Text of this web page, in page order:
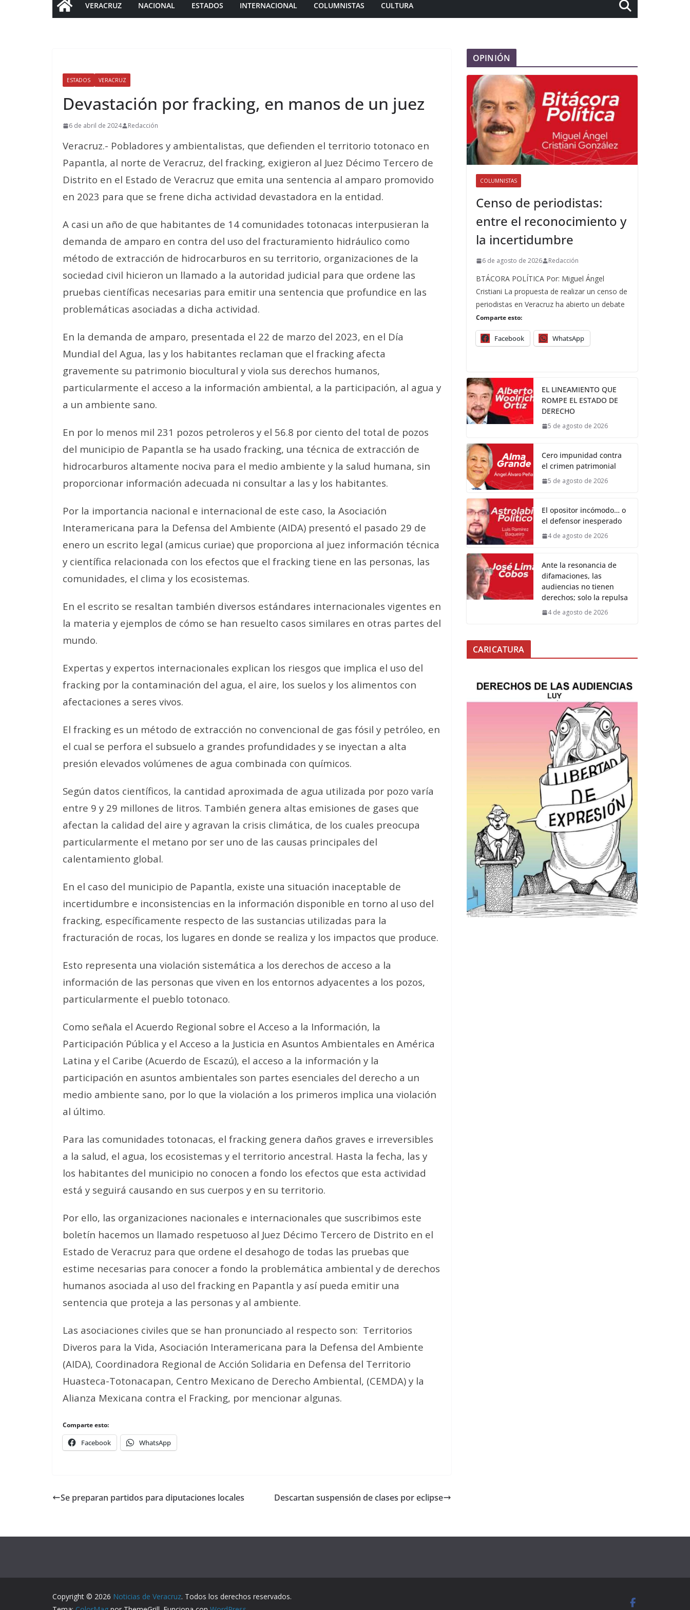
VERACRUZ NACIONAL ESTADOS INTERNACIONAL COLUMNISTAS CULTURA
ESTADOS VERACRUZ
Devastación por fracking, en manos de un juez
6 de abril de 2024 Redacción
Veracruz.- Pobladores y ambientalistas, que defienden el territorio totonaco en
Papantla, al norte de Veracruz, del fracking, exigieron al Juez Décimo Tercero de
Distrito en el Estado de Veracruz que emita una sentencia al amparo promovido
en 2023 para que se frene dicha actividad devastadora en la entidad.
A casi un año de que habitantes de 14 comunidades totonacas interpusieran la
demanda de amparo en contra del uso del fracturamiento hidráulico como
método de extracción de hidrocarburos en su territorio, organizaciones de la
sociedad civil hicieron un llamado a la autoridad judicial para que ordene las
pruebas científicas necesarias para emitir una sentencia que profundice en las
problemáticas asociadas a dicha actividad.
En la demanda de amparo, presentada el 22 de marzo del 2023, en el Día
Mundial del Agua, las y los habitantes reclaman que el fracking afecta
gravemente su patrimonio biocultural y viola sus derechos humanos,
particularmente el acceso a la información ambiental, a la participación, al agua y
a un ambiente sano.
En por lo menos mil 231 pozos petroleros y el 56.8 por ciento del total de pozos
del municipio de Papantla se ha usado fracking, una técnica de extracción de
hidrocarburos altamente nociva para el medio ambiente y la salud humana, sin
proporcionar información adecuada ni consultar a las y los habitantes.
Por la importancia nacional e internacional de este caso, la Asociación
Interamericana para la Defensa del Ambiente (AIDA) presentó el pasado 29 de
enero un escrito legal (amicus curiae) que proporciona al juez información técnica
y científica relacionada con los efectos que el fracking tiene en las personas, las
comunidades, el clima y los ecosistemas.
En el escrito se resaltan también diversos estándares internacionales vigentes en
la materia y ejemplos de cómo se han resuelto casos similares en otras partes del
mundo.
Expertas y expertos internacionales explican los riesgos que implica el uso del
fracking por la contaminación del agua, el aire, los suelos y los alimentos con
afectaciones a seres vivos.
El fracking es un método de extracción no convencional de gas fósil y petróleo, en
el cual se perfora el subsuelo a grandes profundidades y se inyectan a alta
presión elevados volúmenes de agua combinada con químicos.
Según datos científicos, la cantidad aproximada de agua utilizada por pozo varía
entre 9 y 29 millones de litros. También genera altas emisiones de gases que
afectan la calidad del aire y agravan la crisis climática, de los cuales preocupa
particularmente el metano por ser uno de las causas principales del
calentamiento global.
En el caso del municipio de Papantla, existe una situación inaceptable de
incertidumbre e inconsistencias en la información disponible en torno al uso del
fracking, específicamente respecto de las sustancias utilizadas para la
fracturación de rocas, los lugares en donde se realiza y los impactos que produce.
Esto representa una violación sistemática a los derechos de acceso a la
información de las personas que viven en los entornos adyacentes a los pozos,
particularmente el pueblo totonaco.
Como señala el Acuerdo Regional sobre el Acceso a la Información, la
Participación Pública y el Acceso a la Justicia en Asuntos Ambientales en América
Latina y el Caribe (Acuerdo de Escazú), el acceso a la información y la
participación en asuntos ambientales son partes esenciales del derecho a un
medio ambiente sano, por lo que la violación a los primeros implica una violación
al último.
Para las comunidades totonacas, el fracking genera daños graves e irreversibles
a la salud, el agua, los ecosistemas y el territorio ancestral. Hasta la fecha, las y
los habitantes del municipio no conocen a fondo los efectos que esta actividad
está y seguirá causando en sus cuerpos y en su territorio.
Por ello, las organizaciones nacionales e internacionales que suscribimos este
boletín hacemos un llamado respetuoso al Juez Décimo Tercero de Distrito en el
Estado de Veracruz para que ordene el desahogo de todas las pruebas que
estime necesarias para conocer a fondo la problemática ambiental y de derechos
humanos asociada al uso del fracking en Papantla y así pueda emitir una
sentencia que proteja a las personas y al ambiente.
Las asociaciones civiles que se han pronunciado al respecto son: Territorios
Diveros para la Vida, Asociación Interamericana para la Defensa del Ambiente
(AIDA), Coordinadora Regional de Acción Solidaria en Defensa del Territorio
Huasteca-Totonacapan, Centro Mexicano de Derecho Ambiental, (CEMDA) y la
Alianza Mexicana contra el Fracking, por mencionar algunas.
Comparte esto:
Facebook WhatsApp
Se preparan partidos para diputaciones locales Descartan suspensión de clases por eclipse
OPINIÓN
COLUMNISTAS
Censo de periodistas:
entre el reconocimiento y
la incertidumbre
6 de agosto de 2026 Redacción
BTÁCORA POLÍTICA Por: Miguel Ángel
Cristiani La propuesta de realizar un censo de
periodistas en Veracruz ha abierto un debate
Comparte esto:
Facebook WhatsApp
EL LINEAMIENTO QUE
ROMPE EL ESTADO DE
DERECHO
5 de agosto de 2026
Cero impunidad contra
el crimen patrimonial
5 de agosto de 2026
El opositor incómodo… o
el defensor inesperado
4 de agosto de 2026
Ante la resonancia de
difamaciones, las
audiencias no tienen
derechos; solo la repulsa
4 de agosto de 2026
CARICATURA
Copyright © 2026 Noticias de Veracruz. Todos los derechos reservados.